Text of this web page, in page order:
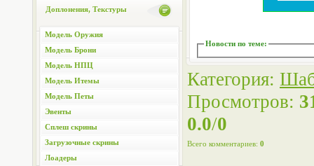
Доплонения, Текстуры
Модель Оружия
Модель Брони
Модель НПЦ
Модель Итемы
Модель Петы
Эвенты
Сплеш скрины
Загрузочные скрины
Лоадеры
Новости по теме:
Категория:
Просмотров:
0.0/0
Всего комментариев: 0